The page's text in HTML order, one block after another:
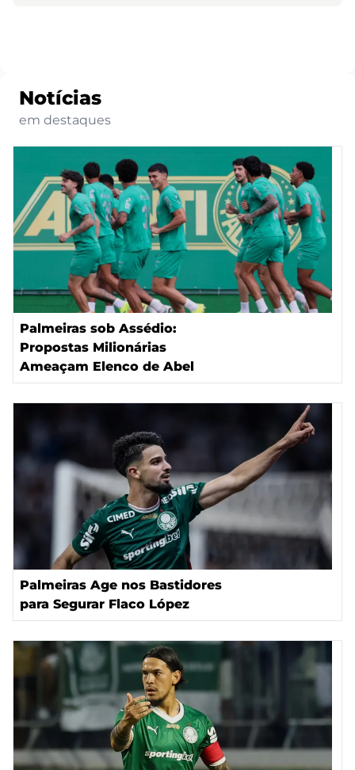
Notícias
em destaques
Palmeiras sob Assédio:
Propostas Milionárias
Ameaçam Elenco de Abel
Palmeiras Age nos Bastidores
para Segurar Flaco López